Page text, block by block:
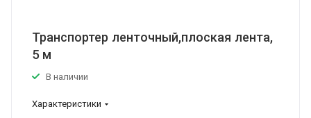
Транспортер ленточный,плоская лента,
5 м
В наличии
Характеристики